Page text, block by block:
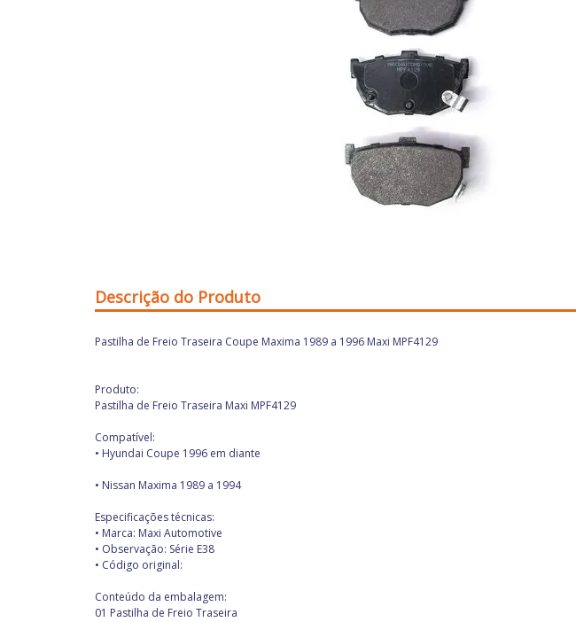
Descrição do Produto
Pastilha de Freio Traseira Coupe Maxima 1989 a 1996 Maxi MPF4129
Produto:
Pastilha de Freio Traseira Maxi MPF4129
Compatível:
• Hyundai Coupe 1996 em diante
• Nissan Maxima 1989 a 1994
Especificações técnicas:
• Marca: Maxi Automotive
• Observação: Série E38
• Código original:
Conteúdo da embalagem:
01 Pastilha de Freio Traseira